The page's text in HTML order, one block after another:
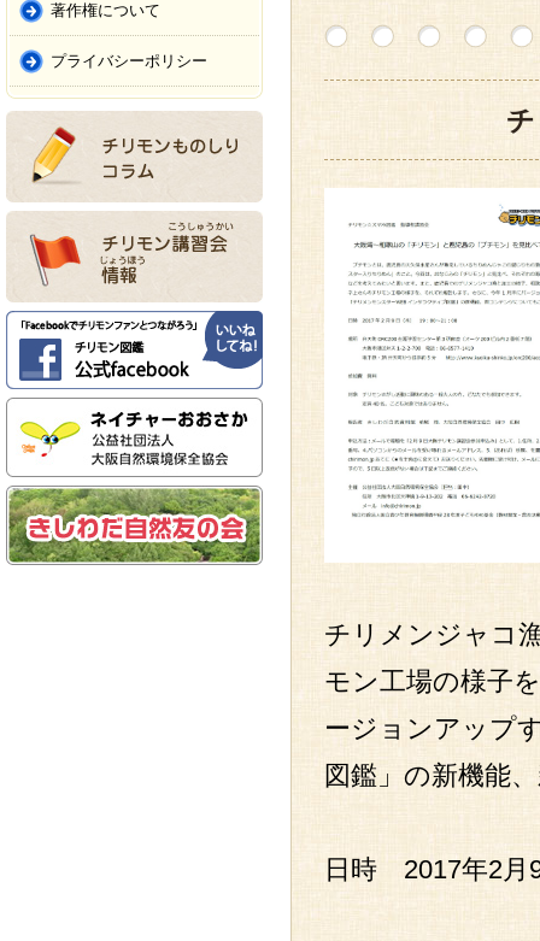
著作権について
プライバシーポリシー
チリメンジャコ
モン工場の様子
ージョンアップ
図鑑」の新機能
日時 2017年2月